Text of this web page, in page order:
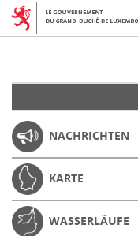
NACHRICHTEN
KARTE
WASSERLÄUFE